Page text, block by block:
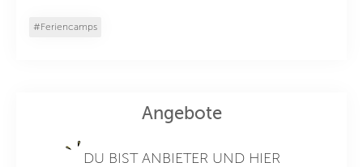
REGIONEN
#Feriencamps
Angebote
DU BIST ANBIETER UND HIER